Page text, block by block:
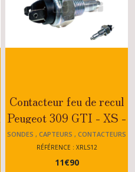
Contacteur feu de recul
Peugeot 309 GTI - XS -
TURBO DIESEL -
ESSENCE - DIESEL
SONDES , CAPTEURS , CONTACTEURS
309
RÉFÉRENCE : XRLS12
11€90